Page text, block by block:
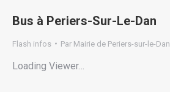
Bus à Periers-Sur-Le-Dan
Flash infos Par Mairie de Periers-sur-le-Dan
Loading Viewer…